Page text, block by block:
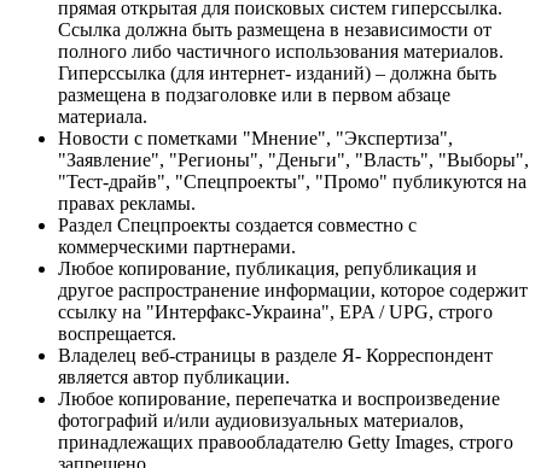
прямая открытая для поисковых систем гиперссылка.
Ссылка должна быть размещена в независимости от
полного либо частичного использования материалов.
Гиперссылка (для интернет- изданий) – должна быть
размещена в подзаголовке или в первом абзаце
материала.
Новости с пометками "Мнение", "Экспертиза",
"Заявление", "Регионы", "Деньги", "Власть", "Выборы",
"Тест-драйв", "Спецпроекты", "Промо" публикуются на
правах рекламы.
Раздел Спецпроекты создается совместно с
коммерческими партнерами.
Любое копирование, публикация, републикация и
другое распространение информации, которое содержит
ссылку на "Интерфакс-Украина", EPA / UPG, строго
воспрещается.
Владелец веб-страницы в разделе Я- Корреспондент
является автор публикации.
Любое копирование, перепечатка и воспроизведение
фотографий и/или аудиовизуальных материалов,
принадлежащих правообладателю Getty Images, строго